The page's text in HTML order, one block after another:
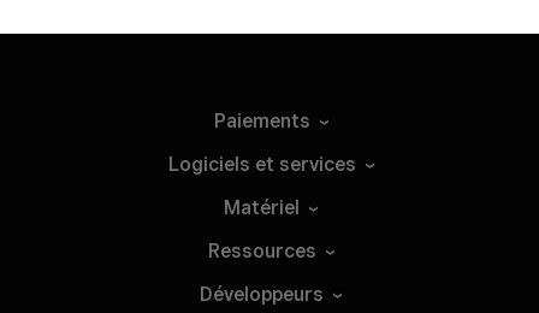
Paiements
Logiciels et services
Matériel
Ressources
Développeurs